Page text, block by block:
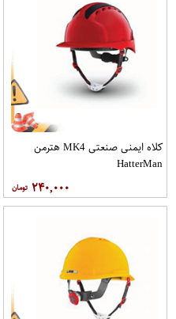
کلاه ایمنی صنعتی MK4 هترمن
HatterMan
۲۴۰,۰۰۰